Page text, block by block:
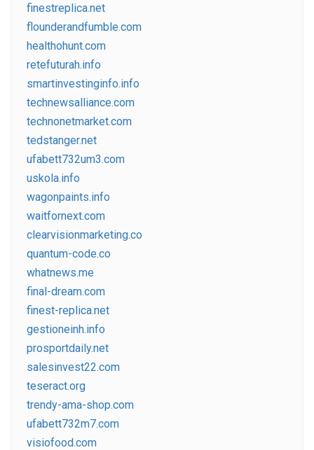
finestreplica.net
flounderandfumble.com
healthohunt.com
retefuturah.info
smartinvestinginfo.info
technewsalliance.com
technonetmarket.com
tedstanger.net
ufabett732um3.com
uskola.info
wagonpaints.info
waitfornext.com
clearvisionmarketing.co
quantum-code.co
whatnews.me
final-dream.com
finest-replica.net
gestioneinh.info
prosportdaily.net
salesinvest22.com
teseract.org
trendy-ama-shop.com
ufabett732m7.com
visiofood.com